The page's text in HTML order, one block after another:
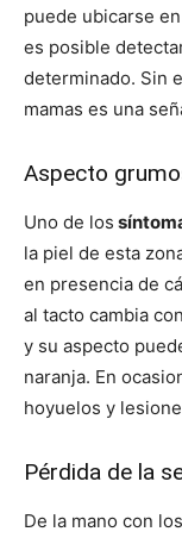
puede ubicarse
es posible
determinado. Sin
mamas es una
Aspecto
Uno de los
la piel de esta
en presencia de
al tacto cambia
y su aspecto
naranja. En
hoyuelos y
Pérdida de la
De la mano con